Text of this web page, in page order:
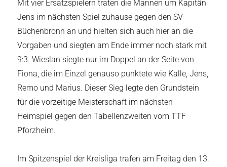
Mit vier Ersatzspielern traten die Mannen um Kapitän
Jens im nächsten Spiel zuhause gegen den SV
Büchenbronn an und hielten sich auch hier an die
Vorgaben und siegten am Ende immer noch stark mit
9:3. Wieslan siegte nur im Doppel an der Seite von
Fiona, die im Einzel genauso punktete wie Kalle, Jens,
Remo und Marius. Dieser Sieg legte den Grundstein
für die vorzeitige Meisterschaft im nächsten
Heimspiel gegen den Tabellenzweiten vom TTF
Pforzheim.
Im Spitzenspiel der Kreisliga trafen am Freitag den 13.